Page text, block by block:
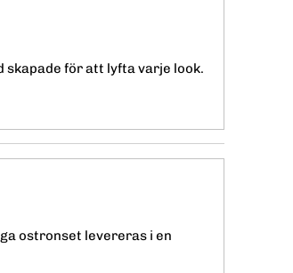
skapade för att lyfta varje look.
ostronset levereras i en